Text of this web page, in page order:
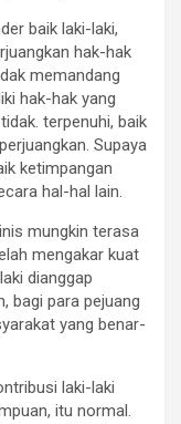
baik laki-laki,
hak-hak
memandang
hak-hak yang
terpenuhi, baik
Supaya
ketimpangan
hal-hal lain.
mungkin terasa
mengakar kuat
dianggap
bagi para pejuang
yang benar-
laki-laki
itu normal.